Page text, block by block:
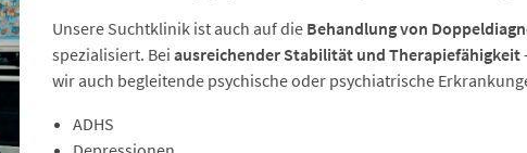
Unsere Suchtklinik ist auch auf die Behandlung von
spezialisiert. Bei ausreichender Stabilität und Therapiefähigkeit
wir auch begleitende psychische oder psychiatrische
ADHS